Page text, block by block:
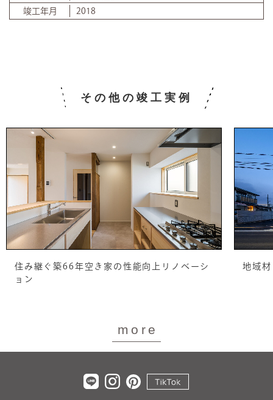
竣工年月
2018
その他の竣工実例
住み継ぐ築66年空き家の性能向上リノベーシ
ョン
地域
more
LINE Instagrampinterest